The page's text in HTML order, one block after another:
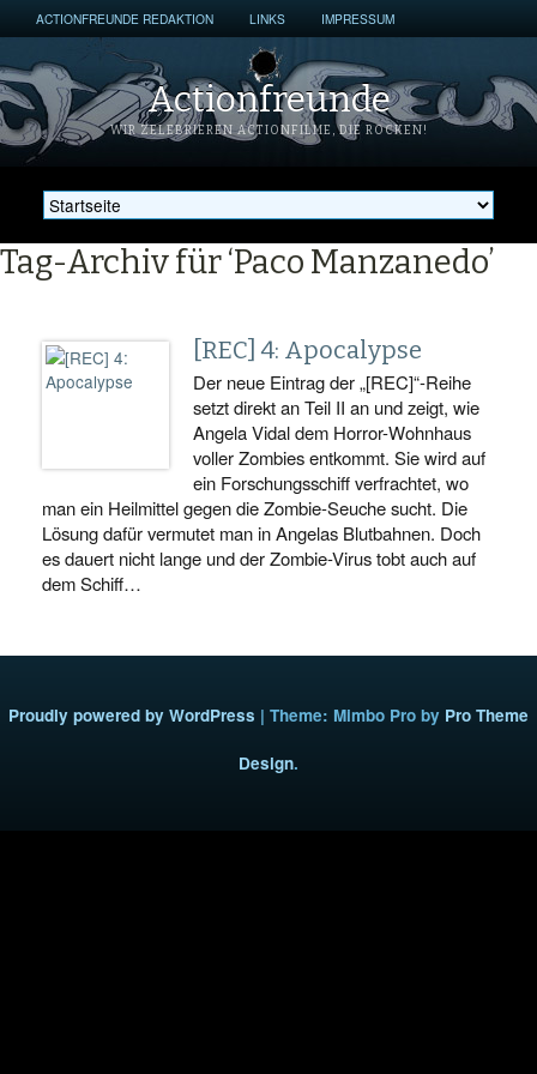
ACTIONFREUNDE REDAKTION LINKS IMPRESSUM
Actionfreunde
WIR ZELEBRIEREN ACTIONFILME, DIE ROCKEN!
Tag-Archiv für ‘Paco Manzanedo’
[REC] 4: Apocalypse
Der neue Eintrag der „[REC]“-Reihe
setzt direkt an Teil II an und zeigt, wie
Angela Vidal dem Horror-Wohnhaus
voller Zombies entkommt. Sie wird auf
ein Forschungsschiff verfrachtet, wo
man ein Heilmittel gegen die Zombie-Seuche sucht. Die
Lösung dafür vermutet man in Angelas Blutbahnen. Doch
es dauert nicht lange und der Zombie-Virus tobt auch auf
dem Schiff…
Proudly powered by WordPress | Theme: Mimbo Pro by Pro Theme
Design.